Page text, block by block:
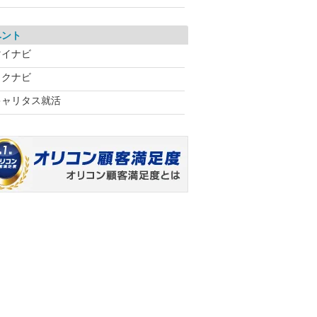
ト
ナビ
ナビ
リタス就活